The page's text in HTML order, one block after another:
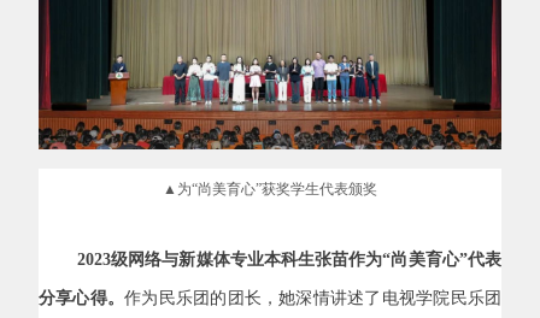
▲为“尚美育心”获奖学生代表颁奖
2023级网络与新媒体专业本科生张苗作为“尚美育心”代表
分享心得。作为民乐团的团长，她深情讲述了电视学院民乐团